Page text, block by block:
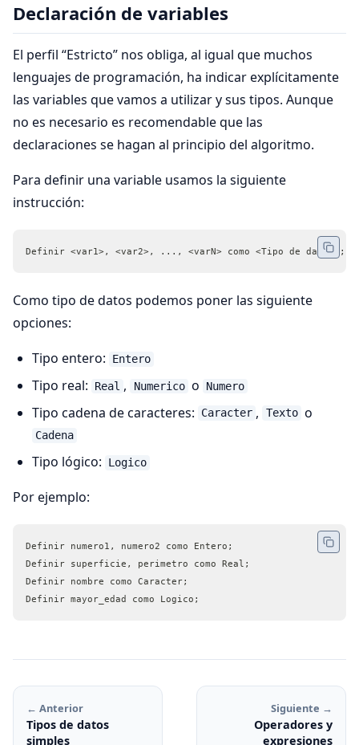
Declaración de variables
El perfil “Estricto” nos obliga, al igual que muchos
lenguajes de programación, ha indicar explícitamente
las variables que vamos a utilizar y sus tipos. Aunque
no es necesario es recomendable que las
declaraciones se hagan al principio del algoritmo.
Para definir una variable usamos la siguiente
instrucción:
Definir <var1>, <var2>, ..., <varN> como <Tipo de datos>;
Como tipo de datos podemos poner las siguiente
opciones:
Tipo entero:
Entero
Tipo real: Real , Numerico o Numero
Tipo cadena de caracteres: Caracter , Texto o
Cadena
Tipo lógico: Logico
Por ejemplo:
Definir numero1, numero2 como Entero;
Definir superficie, perimetro como Real;
Definir nombre como Caracter;
Definir mayor_edad como Logico;
← Anterior
Tipos de datos
simples
Siguiente →
Operadores y
expresiones